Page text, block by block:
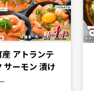
産 アトランテ
サーモン 漬け